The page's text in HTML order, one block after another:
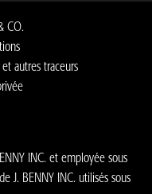
CO.
autres traceurs
INC. et employée sous
J. BENNY INC. utilisés sous